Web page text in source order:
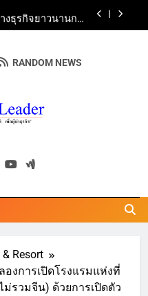
ธุรกิจยาวนานกว่า
กเมนูระดับตำนาน
ก แนะเคล็ดลับปรับ
ได้ ขายดี ขายนาน”
ปลอดเหล้า ภายใต้
ดี สิ่งดีๆ จะเกิดขึ้น”
Unveils Vision for
Ready Education
พุ่งทะยานสู่น่านฟ้า
ทยาลัย จัดสัมมนา
ด้ ขายดี ขายนาน”
เพื่อ…ผู้นำธุรกิจ"
RANDOM NEWS
Resort
งการเปิดโรงแรมแห่งที่
รวมจีน) ด้วยการเปิดตัว